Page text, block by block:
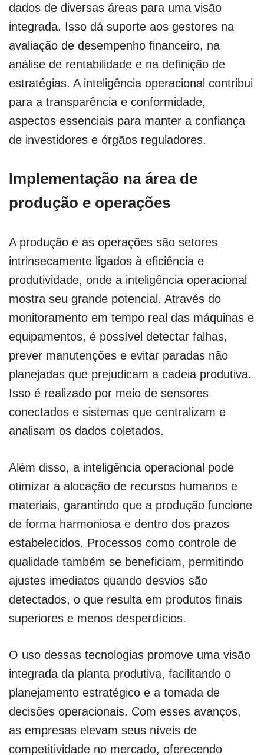
dados de diversas áreas para uma visão
integrada. Isso dá suporte aos gestores na
avaliação de desempenho financeiro, na
análise de rentabilidade e na definição de
estratégias. A inteligência operacional contribui
para a transparência e conformidade,
aspectos essenciais para manter a confiança
de investidores e órgãos reguladores.
Implementação na área de
produção e operações
A produção e as operações são setores
intrinsecamente ligados à eficiência e
produtividade, onde a inteligência operacional
mostra seu grande potencial. Através do
monitoramento em tempo real das máquinas e
equipamentos, é possível detectar falhas,
prever manutenções e evitar paradas não
planejadas que prejudicam a cadeia produtiva.
Isso é realizado por meio de sensores
conectados e sistemas que centralizam e
analisam os dados coletados.
Além disso, a inteligência operacional pode
otimizar a alocação de recursos humanos e
materiais, garantindo que a produção funcione
de forma harmoniosa e dentro dos prazos
estabelecidos. Processos como controle de
qualidade também se beneficiam, permitindo
ajustes imediatos quando desvios são
detectados, o que resulta em produtos finais
superiores e menos desperdícios.
O uso dessas tecnologias promove uma visão
integrada da planta produtiva, facilitando o
planejamento estratégico e a tomada de
decisões operacionais. Com esses avanços,
as empresas elevam seus níveis de
competitividade no mercado, oferecendo